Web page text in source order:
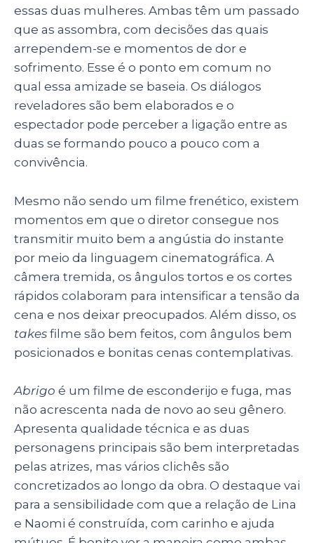
essas duas mulheres. Ambas têm um passado
que as assombra, com decisões das quais
arrependem-se e momentos de dor e
sofrimento. Esse é o ponto em comum no
qual essa amizade se baseia. Os diálogos
reveladores são bem elaborados e o
espectador pode perceber a ligação entre as
duas se formando pouco a pouco com a
convivência.
Mesmo não sendo um filme frenético, existem
momentos em que o diretor consegue nos
transmitir muito bem a angústia do instante
por meio da linguagem cinematográfica. A
câmera tremida, os ângulos tortos e os cortes
rápidos colaboram para intensificar a tensão da
cena e nos deixar preocupados. Além disso, os
takes filme são bem feitos, com ângulos bem
posicionados e bonitas cenas contemplativas.
Abrigo é um filme de esconderijo e fuga, mas
não acrescenta nada de novo ao seu gênero.
Apresenta qualidade técnica e as duas
personagens principais são bem interpretadas
pelas atrizes, mas vários clichês são
concretizados ao longo da obra. O destaque vai
para a sensibilidade com que a relação de Lina
e Naomi é construída, com carinho e ajuda